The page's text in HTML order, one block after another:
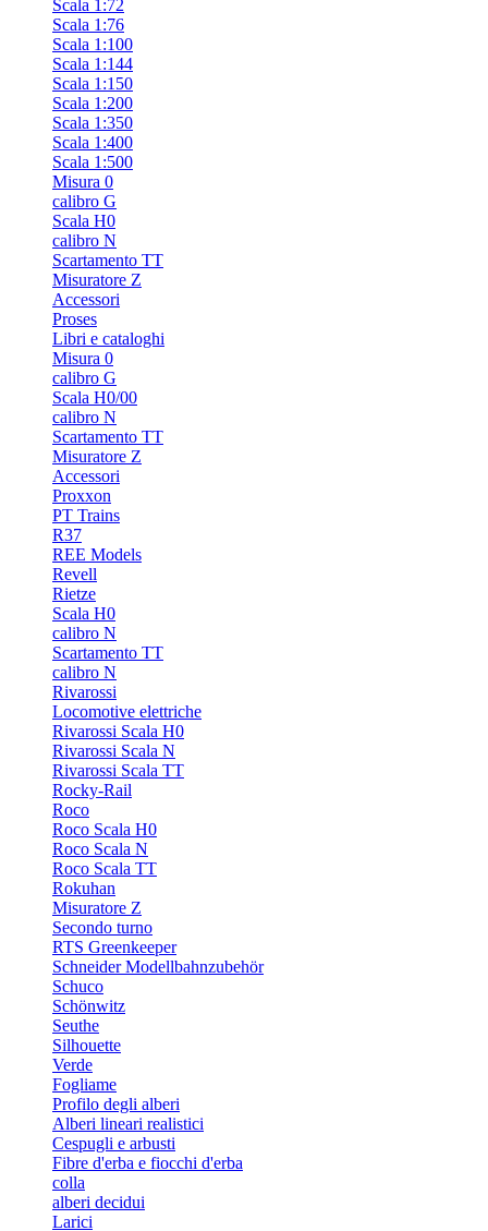
Scala 1:72
Scala 1:76
Scala 1:100
Scala 1:144
Scala 1:150
Scala 1:200
Scala 1:350
Scala 1:400
Scala 1:500
Misura 0
calibro G
Scala H0
calibro N
Scartamento TT
Misuratore Z
Accessori
Proses
Libri e cataloghi
Misura 0
calibro G
Scala H0/00
calibro N
Scartamento TT
Misuratore Z
Accessori
Proxxon
PT Trains
R37
REE Models
Revell
Rietze
Scala H0
calibro N
Scartamento TT
calibro N
Rivarossi
Locomotive elettriche
Rivarossi Scala H0
Rivarossi Scala N
Rivarossi Scala TT
Rocky-Rail
Roco
Roco Scala H0
Roco Scala N
Roco Scala TT
Rokuhan
Misuratore Z
Secondo turno
RTS Greenkeeper
Schneider Modellbahnzubehör
Schuco
Schönwitz
Seuthe
Silhouette
Verde
Fogliame
Profilo degli alberi
Alberi lineari realistici
Cespugli e arbusti
Fibre d'erba e fiocchi d'erba
colla
alberi decidui
Larici